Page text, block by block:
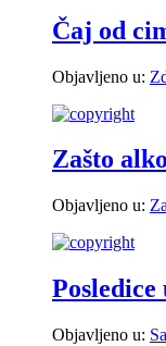
Čaj od
Objavljeno u:
Zašto
Objavljeno u:
Objavljeno u: